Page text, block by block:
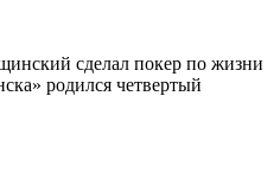
сделал покер по жизни
родился четвертый